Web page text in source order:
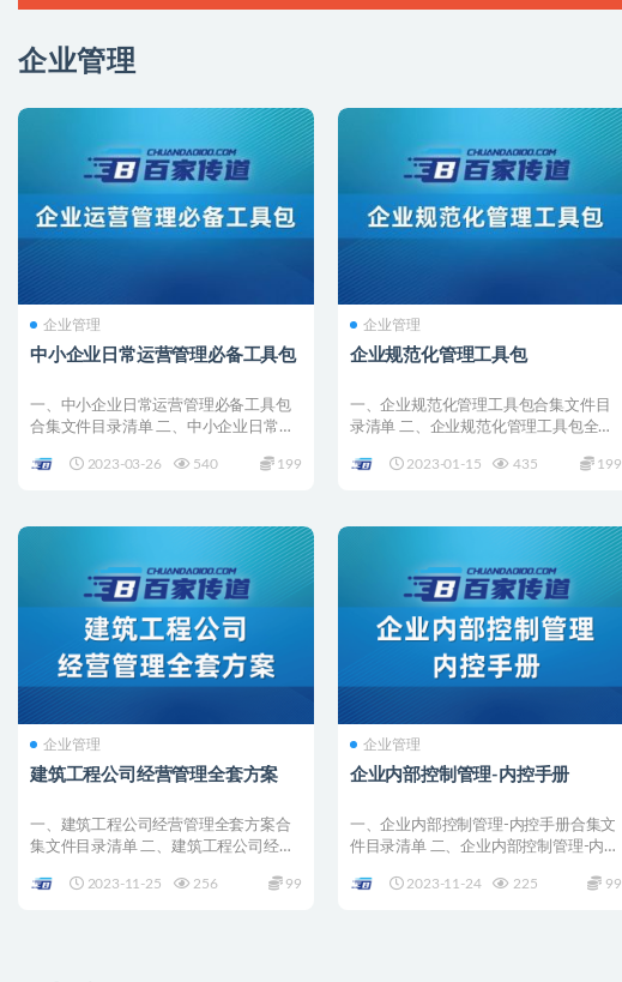
企业管理
企业管理
中小企业日常运营管理必备工具包
一、中小企业日常运营管理必备工具包
合集文件目录清单 二、中小企业日常运
2023-03-26
540 199
企业管理
企业规范化管理工具包
一、企业规范化管理工具包合集文件目
录清单 二、企业规范化管理工具包全套
2023-01-15
435 199
企业管理
建筑工程公司经营管理全套方案
一、建筑工程公司经营管理全套方案合
集文件目录清单 二、建筑工程公司经营
2023-11-25
256 99
企业管理
企业内部控制管理-内控手册
一、企业内部控制管理-内控手册合集文
件目录清单 二、企业内部控制管理-内控
2023-11-24
225 99